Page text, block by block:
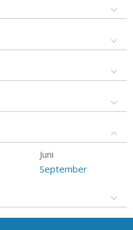
Juni
September